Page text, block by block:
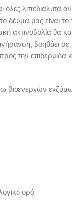
λιποδιαλυτά
δέρμα μας είναι το
ακτινοβολία θα
βοηθάει
την επιδερμίδα
βιοενεργών
ορό